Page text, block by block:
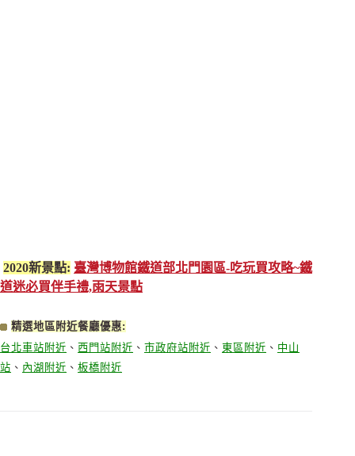
2020新景點: 臺灣博物館鐵道部北門園區-吃玩買攻略~鐵
道迷必買伴手禮,雨天景點
精選地區附近餐廳優惠:
台北車站附近 、 西門站附近 、 市政府站附近 、 東區附近 、 中山
站 、 內湖附近 、 板橋附近